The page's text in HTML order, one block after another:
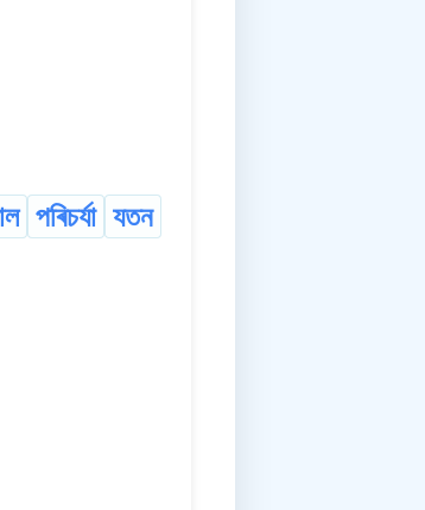
পৰিচৰ্যা যতন